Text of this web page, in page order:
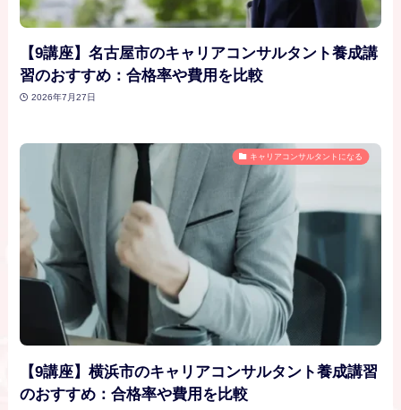
【9講座】名古屋市のキャリアコンサルタント養成講
習のおすすめ：合格率や費用を比較
2026年7月27日
キャリアコンサルタントになる
【9講座】横浜市のキャリアコンサルタント養成講習
のおすすめ：合格率や費用を比較